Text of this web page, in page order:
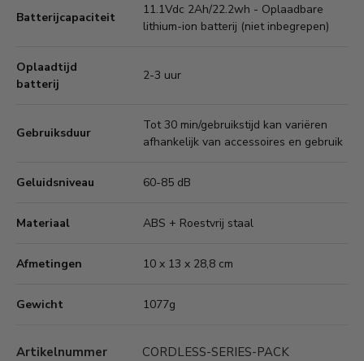
Batterijcapaciteit
11.1Vdc 2Ah/22.2wh - Oplaadbare
lithium-ion batterij (niet inbegrepen)
Oplaadtijd
batterij
2-3 uur
Gebruiksduur
Tot 30 min/gebruikstijd kan variëren
afhankelijk van accessoires en gebruik
Geluidsniveau 60-85 dB
Materiaal ABS + Roestvrij staal
Afmetingen 10 x 13 x 28,8 cm
Gewicht 1077g
Artikelnummer CORDLESS-SERIES-PACK